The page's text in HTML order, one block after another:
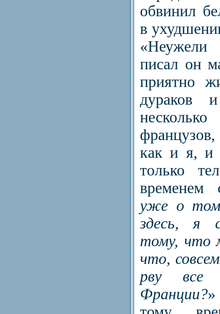
обвинил
в
писал он
приятно
дураков
как и я, и
только
временем
уже о
здесь, я
тому, что
что,
рву все
Франции?